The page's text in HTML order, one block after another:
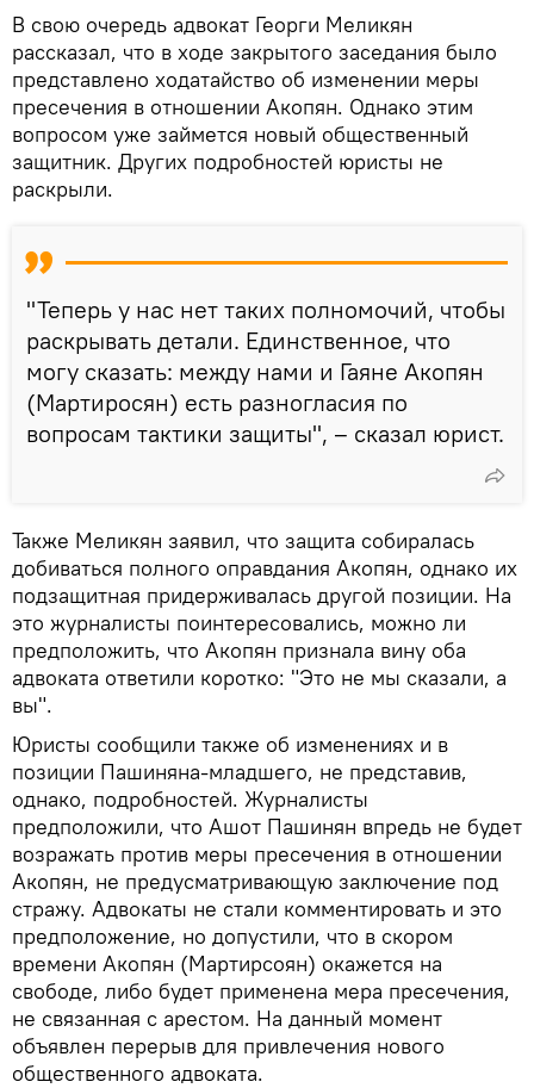
В свою очередь адвокат Георги Меликян
рассказал, что в ходе закрытого заседания было
представлено ходатайство об изменении меры
пресечения в отношении Акопян. Однако этим
вопросом уже займется новый общественный
защитник. Других подробностей юристы не
раскрыли.
"Теперь у нас нет таких полномочий, чтобы
раскрывать детали. Единственное, что
могу сказать: между нами и Гаяне Акопян
(Мартиросян) есть разногласия по
вопросам тактики защиты", – сказал юрист.
Также Меликян заявил, что защита собиралась
добиваться полного оправдания Акопян, однако их
подзащитная придерживалась другой позиции. На
это журналисты поинтересовались, можно ли
предположить, что Акопян признала вину оба
адвоката ответили коротко: "Это не мы сказали, а
вы".
Юристы сообщили также об изменениях и в
позиции Пашиняна-младшего, не представив,
однако, подробностей. Журналисты
предположили, что Ашот Пашинян впредь не будет
возражать против меры пресечения в отношении
Акопян, не предусматривающую заключение под
стражу. Адвокаты не стали комментировать и это
предположение, но допустили, что в скором
времени Акопян (Мартирсоян) окажется на
свободе, либо будет применена мера пресечения,
не связанная с арестом. На данный момент
объявлен перерыв для привлечения нового
общественного адвоката.